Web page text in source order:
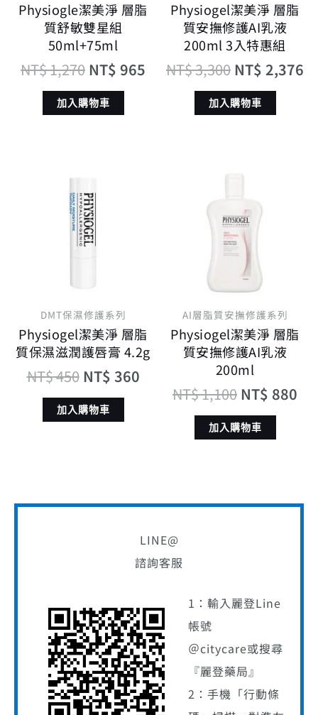
Physiogle潔美淨 層脂
質舒敏雙星組
50ml+75ml
NT$1,270 NT$ 965
加入購物車
Physiogel潔美淨 層脂
質安撫修護AI乳液
200ml 3入特惠組
NT$3,300 NT$ 2,376
加入購物車
DMT保濕修護系列
Physiogel潔美淨 層脂
質保濕滋潤護唇膏 4.2g
NT$450
始
價
格：
NT$ 450。
NT$ 360
加入購物車
AI層脂質安撫修護系列
Physiogel潔美淨 層脂
質安撫修護AI乳液
200ml
NT$1,100
價
格：
NT$ 1,100
NT$ 880
加入購物車
LINE@
諮詢客服
1：輸入麗登Line
帳號
＠citycare或搜尋
『麗登藥局』
2：手機「行動條